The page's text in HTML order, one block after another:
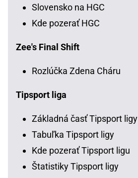
Slovensko na HGC
Kde pozerať HGC
Zee's Final Shift
Rozlúčka Zdena Cháru
Tipsport liga
Základná časť Tipsport ligy
Tabuľka Tipsport ligy
Kde pozerať Tipsport ligu
Štatistiky Tipsport ligy